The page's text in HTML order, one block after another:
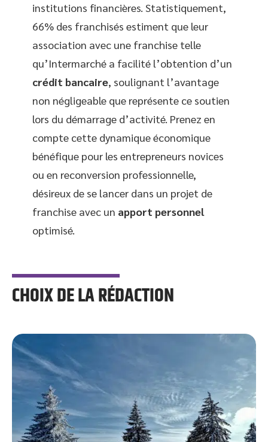
institutions financières. Statistiquement,
66% des franchisés estiment que leur
association avec une franchise telle
qu’Intermarché a facilité l’obtention d’un
crédit bancaire, soulignant l’avantage
non négligeable que représente ce soutien
lors du démarrage d’activité. Prenez en
compte cette dynamique économique
bénéfique pour les entrepreneurs novices
ou en reconversion professionnelle,
désireux de se lancer dans un projet de
franchise avec un apport personnel
optimisé.
CHOIX DE LA RÉDACTION